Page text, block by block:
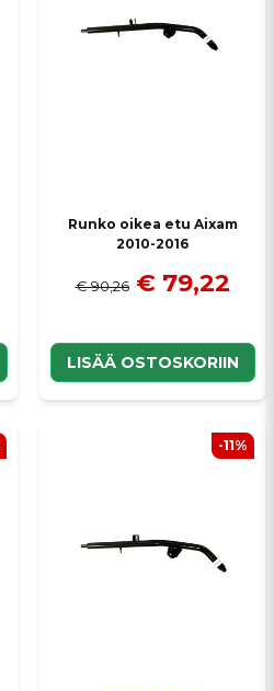
Runko oikea etu Aixam
2010-2016
€ 90,26 € 79,22
LISÄÄ OSTOSKORIIN
-11%